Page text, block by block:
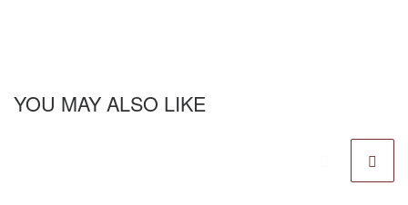
YOU MAY ALSO LIKE